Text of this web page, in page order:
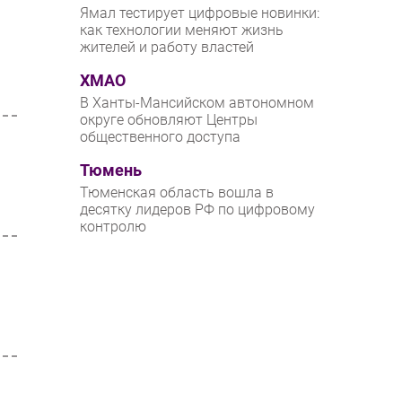
Ямал тестирует цифровые новинки:
как технологии меняют жизнь
жителей и работу властей
ХМАО
В Ханты-Мансийском автономном
округе обновляют Центры
общественного доступа
Тюмень
Тюменская область вошла в
десятку лидеров РФ по цифровому
контролю